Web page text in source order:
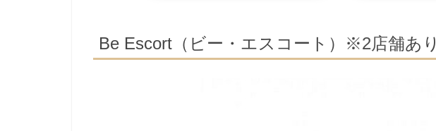
Be Escort（ビー・エスコート）※2店舗あり